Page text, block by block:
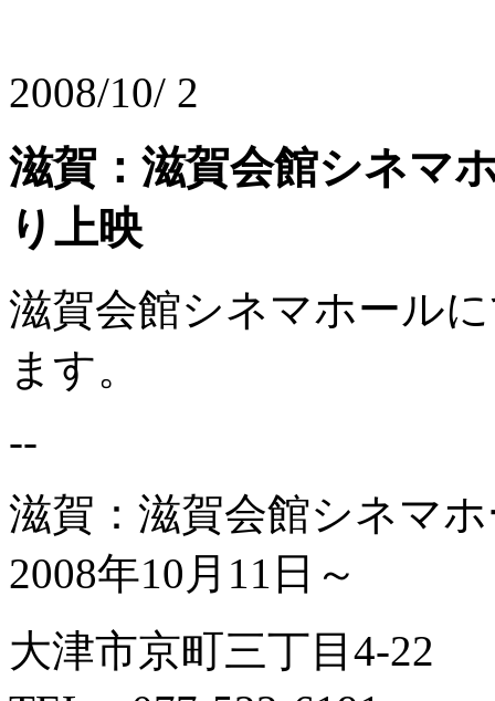
2008/10/ 2
滋賀：滋賀会館シネマ
り上映
滋賀会館シネマホール
ます。
--
滋賀：滋賀会館シネマ
2008年10月11日～
大津市京町三丁目4-22